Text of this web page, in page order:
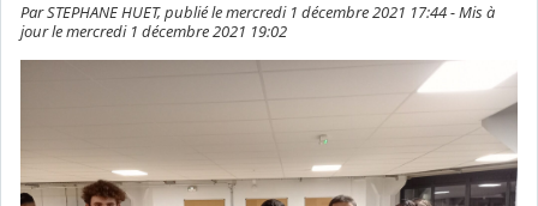
Par STEPHANE HUET, publié le mercredi 1 décembre 2021 17:44 - Mis à
jour le mercredi 1 décembre 2021 19:02